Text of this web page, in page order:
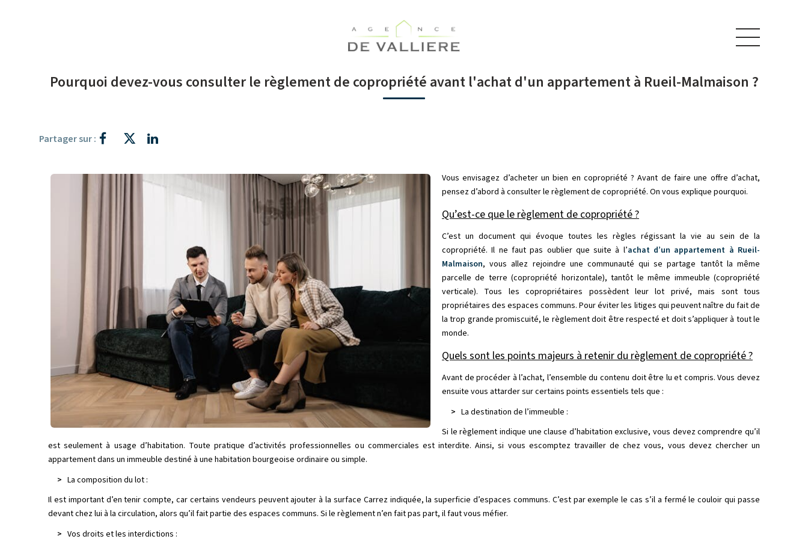
Pourquoi devez-vous consulter le règlement de copropriété avant l'achat d'un appartement à Rueil-Malmaison ?
Partager sur :
Vous envisagez d’acheter un bien en copropriété ? Avant de faire une offre d’achat,
pensez d’abord à consulter le règlement de copropriété. On vous explique pourquoi.
Qu’est-ce que le règlement de copropriété ?
C’est un document qui évoque toutes les règles régissant la vie au sein de la
copropriété. Il ne faut pas oublier que suite à l’achat d’un appartement à Rueil-
Malmaison, vous allez rejoindre une communauté qui se partage tantôt la même
parcelle de terre (copropriété horizontale), tantôt le même immeuble (copropriété
verticale). Tous les copropriétaires possèdent leur lot privé, mais sont tous
propriétaires des espaces communs. Pour éviter les litiges qui peuvent naître du fait de
la trop grande promiscuité, le règlement doit être respecté et doit s’appliquer à tout le
monde.
Quels sont les points majeurs à retenir du règlement de copropriété ?
Avant de procéder à l’achat, l’ensemble du contenu doit être lu et compris. Vous devez
ensuite vous attarder sur certains points essentiels tels que :
> La destination de l’immeuble :
Si le règlement indique une clause d’habitation exclusive, vous devez comprendre qu’il
est seulement à usage d’habitation. Toute pratique d’activités professionnelles ou commerciales est interdite. Ainsi, si vous escomptez travailler de chez vous, vous devez chercher un
appartement dans un immeuble destiné à une habitation bourgeoise ordinaire ou simple.
> La composition du lot :
Il est important d’en tenir compte, car certains vendeurs peuvent ajouter à la surface Carrez indiquée, la superficie d’espaces communs. C’est par exemple le cas s’il a fermé le couloir qui passe
devant chez lui à la circulation, alors qu’il fait partie des espaces communs. Si le règlement n’en fait pas part, il faut vous méfier.
> Vos droits et les interdictions :